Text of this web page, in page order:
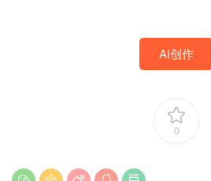
AI创作
0